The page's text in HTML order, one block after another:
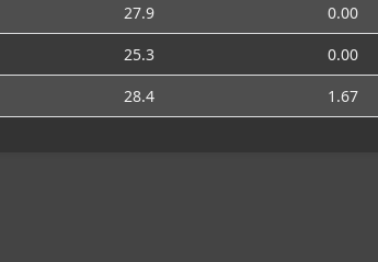
27.9 0.00
25.3 0.00
28.4 1.67